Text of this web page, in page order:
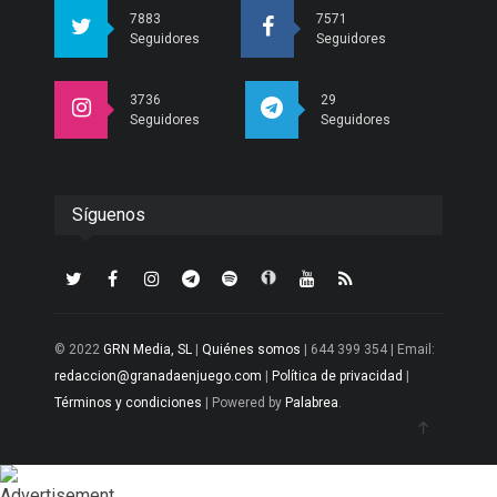
7883
Seguidores
7571
Seguidores
3736
Seguidores
29
Seguidores
Síguenos
© 2022 GRN Media, SL Quiénes somos | 644 399 354 | Email:
redaccion@granadaenjuego.com
Política de privacidad
Términos y condiciones | Powered by Palabrea.